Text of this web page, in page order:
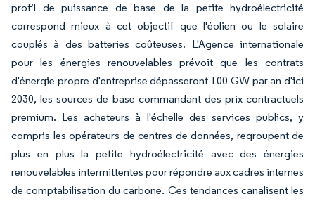
profil de puissance de base de la petite hydroélectricité
correspond mieux à cet objectif que l'éolien ou le solaire
couplés à des batteries coûteuses. L'Agence internationale
pour les énergies renouvelables prévoit que les contrats
d'énergie propre d'entreprise dépasseront 100 GW par an d'ici
2030, les sources de base commandant des prix contractuels
premium. Les acheteurs à l'échelle des services publics, y
compris les opérateurs de centres de données, regroupent de
plus en plus la petite hydroélectricité avec des énergies
renouvelables intermittentes pour répondre aux cadres internes
de comptabilisation du carbone. Ces tendances canalisent les